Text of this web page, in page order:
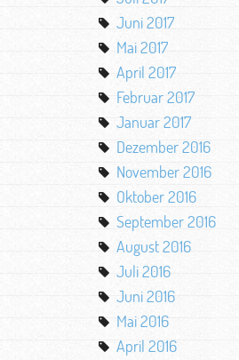
Juni 2017
Mai 2017
April 2017
Februar 2017
Januar 2017
Dezember 2016
November 2016
Oktober 2016
September 2016
August 2016
Juli 2016
Juni 2016
Mai 2016
April 2016